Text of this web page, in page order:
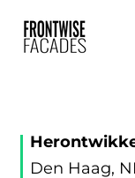
Den Haag,